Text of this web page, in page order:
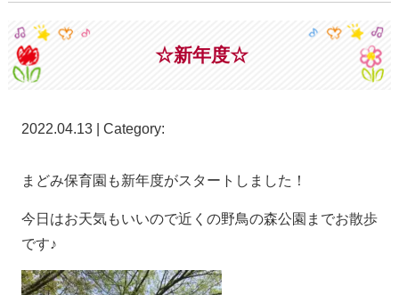
☆新年度☆
2022.04.13 | Category:
まどみ保育園も新年度がスタートしました！
今日はお天気もいいので近くの野鳥の森公園までお散歩
です♪